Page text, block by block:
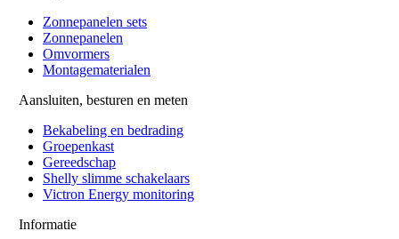
Zonnepanelen sets
Zonnepanelen
Omvormers
Montagematerialen
Aansluiten, besturen en meten
Bekabeling en bedrading
Groepenkast
Gereedschap
Shelly slimme schakelaars
Victron Energy monitoring
Informatie